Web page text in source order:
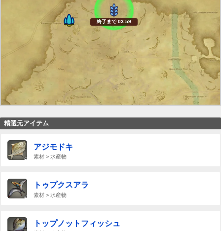
終了まで 03:58
精選元アイテム
アジモドキ
素材 > 水産物
トゥプクスアラ
素材 > 水産物
トップノットフィッシュ